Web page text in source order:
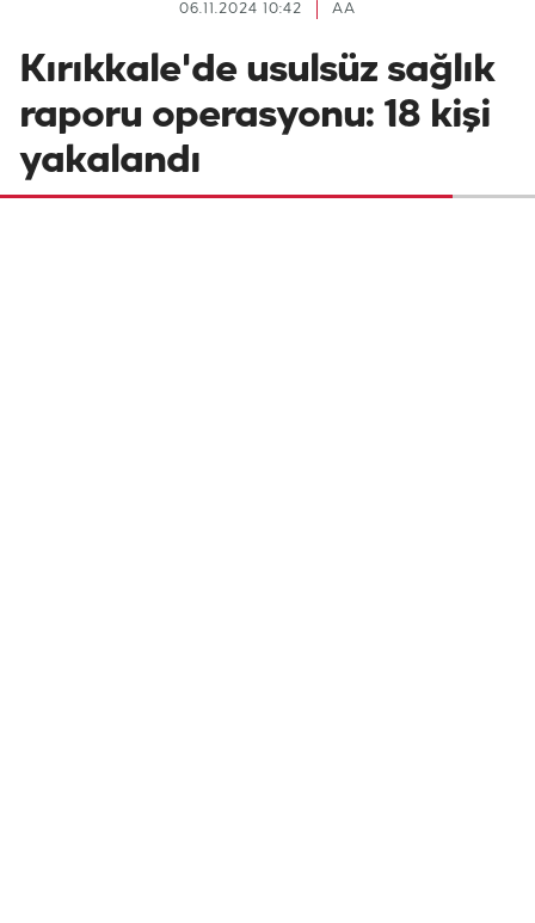
AA
06.11.2024 10:42
Kırıkkale'de usulsüz sağlık
raporu operasyonu: 18 kişi
yakalandı